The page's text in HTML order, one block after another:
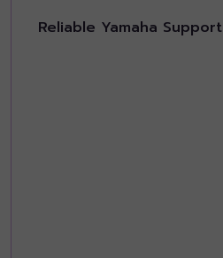
Reliable Yamaha Support